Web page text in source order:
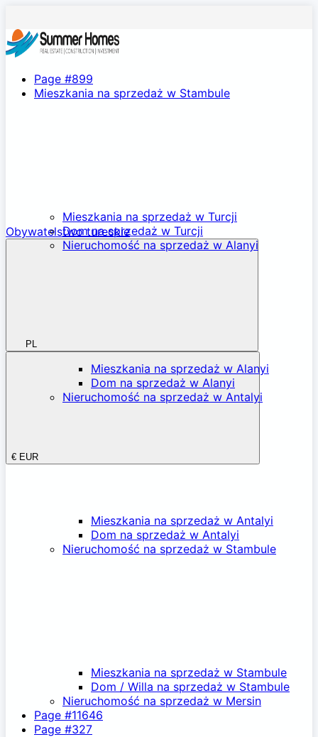
Obywatelstwo tureckie
PL
€ EUR
Page #899
Mieszkania na sprzedaż w Stambule
Mieszkania na sprzedaż w Turcji
Dom na sprzedaż w Turcji
Nieruchomość na sprzedaż w Alanyi
Mieszkania na sprzedaż w Alanyi
Dom na sprzedaż w Alanyi
Nieruchomość na sprzedaż w Antalyi
Mieszkania na sprzedaż w Antalyi
Dom na sprzedaż w Antalyi
Nieruchomość na sprzedaż w Stambule
Mieszkania na sprzedaż w Stambule
Dom / Willa na sprzedaż w Stambule
Nieruchomość na sprzedaż w Mersin
Page #11646
Page #327